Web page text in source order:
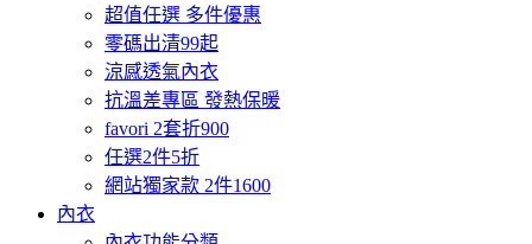
超值任選 多件優惠
零碼出清99起
涼感透氣內衣
抗溫差專區 發熱保暖
favori 2套折900
任選2件5折
網站獨家款 2件1600
內衣